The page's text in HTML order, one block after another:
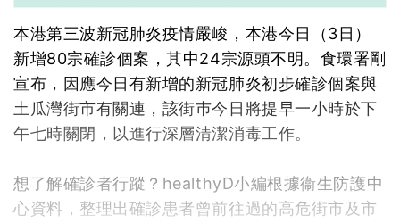
本港第三波新冠肺炎疫情嚴峻，本港今日（3日）
新增80宗確診個案，其中24宗源頭不明。食環署剛
宣布，因應今日有新增的新冠肺炎初步確診個案與
土瓜灣街市有關連，該街巿今日將提早一小時於下
午七時關閉，以進行深層清潔消毒工作。
想了解確診者行蹤？healthyD小編根據衞生防護中
心資料，整理出確診患者曾前往過的高危街市及市